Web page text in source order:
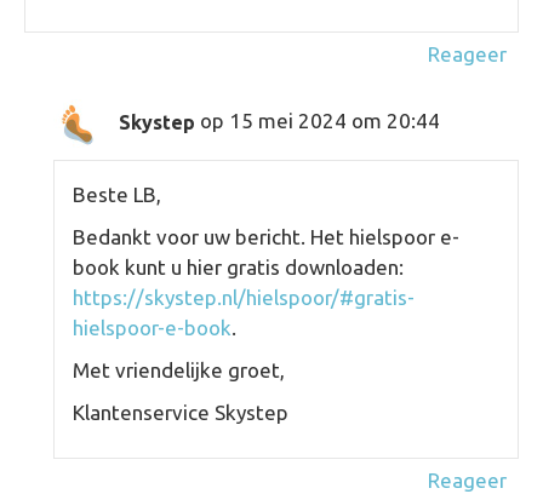
Reageer
Skystep op 15 mei 2024 om 20:44
Beste LB,
Bedankt voor uw bericht. Het hielspoor e-
book kunt u hier gratis downloaden:
https://skystep.nl/hielspoor/#gratis-
hielspoor-e-book.
Met vriendelijke groet,
Klantenservice Skystep
Reageer